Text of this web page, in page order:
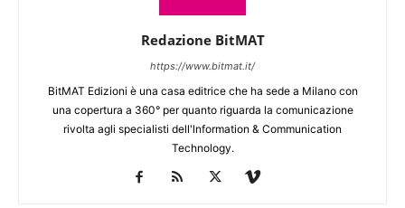
Redazione BitMAT
https://www.bitmat.it/
BitMAT Edizioni è una casa editrice che ha sede a Milano con
una copertura a 360° per quanto riguarda la comunicazione
rivolta agli specialisti dell'lnformation & Communication
Technology.